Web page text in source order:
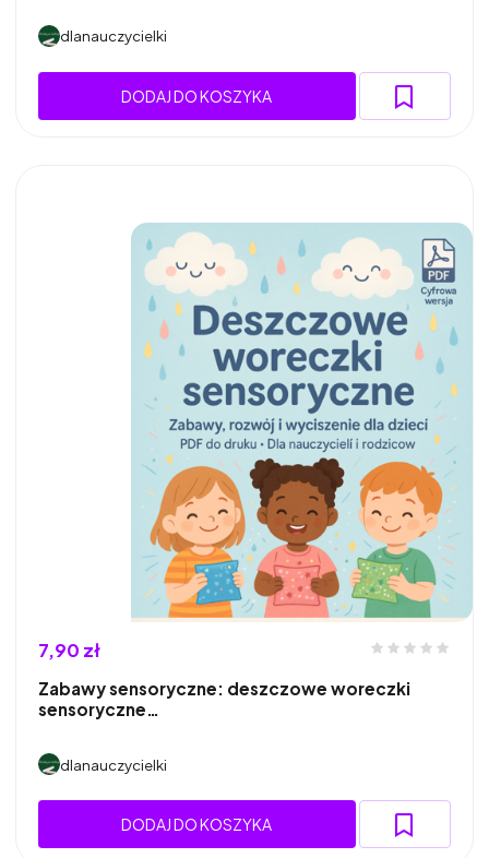
dlanauczycielki
DODAJ DO KOSZYKA
7,90 zł
Zabawy sensoryczne: deszczowe woreczki
sensoryczne…
dlanauczycielki
DODAJ DO KOSZYKA